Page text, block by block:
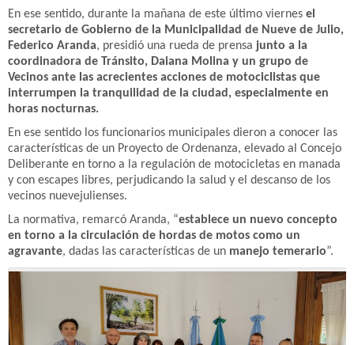
En ese sentido, durante la mañana de este último viernes el
secretario de Gobierno de la Municipalidad de Nueve de Julio,
Federico Aranda, presidió una rueda de prensa junto a la
coordinadora de Tránsito, Daiana Molina y un grupo de
Vecinos ante las acrecientes acciones de motociclistas que
interrumpen la tranquilidad de la ciudad, especialmente en
horas nocturnas.
En ese sentido los funcionarios municipales dieron a conocer las
características de un Proyecto de Ordenanza, elevado al Concejo
Deliberante en torno a la regulación de motocicletas en manada
y con escapes libres, perjudicando la salud y el descanso de los
vecinos nuevejulienses.
La normativa, remarcó Aranda, “establece un nuevo concepto
en torno a la circulación de hordas de motos como un
agravante, dadas las características de un manejo temerario”.